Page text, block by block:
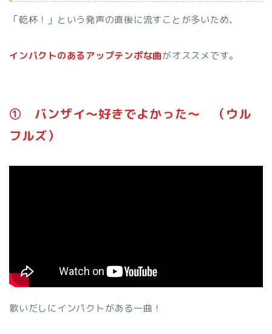
「乾杯！」という発声の直後に流すことが多いため、
インパクトのあるアップテンポな曲がオススメです。
➀ バンザイ～好きでよかった～ （ウル
フルズ）
歌いだしにインパクトがある一曲！